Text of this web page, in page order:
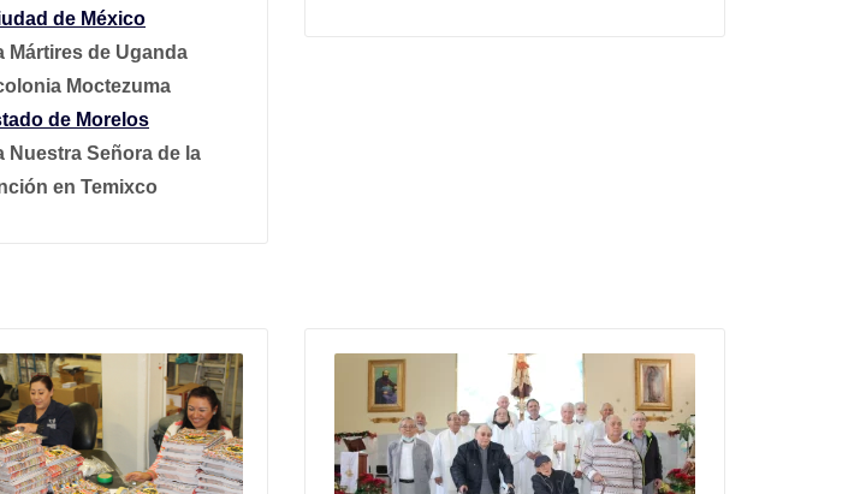
de México
Mártires de Uganda
Moctezuma
de Morelos
Nuestra Señora de la
en Temixco